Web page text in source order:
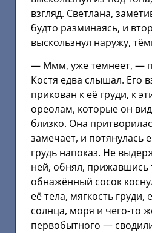
взгляд. Светлана,
будто разминаясь, и
выскользнул наружу,
— Ммм, уже темнеет, —
Костя едва слышал. Его
прикован к её груди, к
ореолам, которые он
близко. Она
замечает, и потянулась
грудь напоказ. Не
ней, обнял, прижавшись
обнажённый сосок
её тела, мягкость
солнца, моря и чего-то
первобытного —